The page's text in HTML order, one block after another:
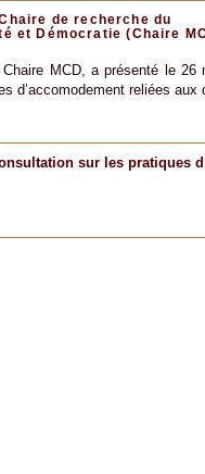
de recherche du
et Démocratie (Chaire
MCD, a présenté le 26
d’accomodement reliées aux
sur les pratiques